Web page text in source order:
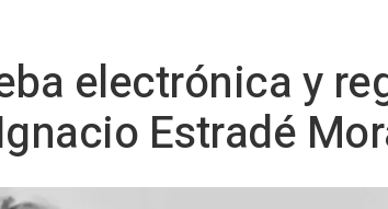
electrónica y
Estradé